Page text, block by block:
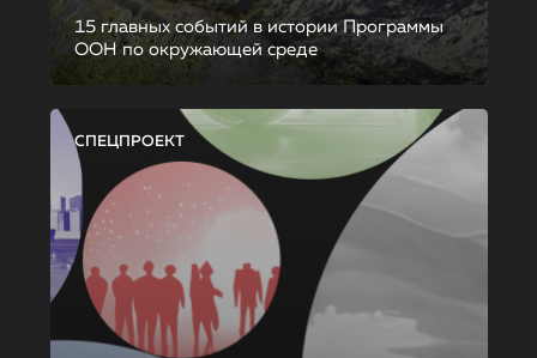
15 главных событий в истории Программы
ООН по окружающей среде
СПЕЦПРОЕКТ